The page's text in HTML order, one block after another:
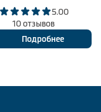
5.00
10 отзывов
Подробнее